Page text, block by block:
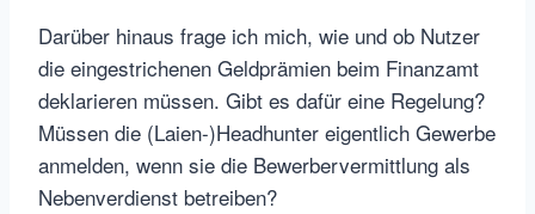
Darüber hinaus frage ich mich, wie und ob Nutzer
die eingestrichenen Geldprämien beim Finanzamt
deklarieren müssen. Gibt es dafür eine Regelung?
Müssen die (Laien-)Headhunter eigentlich Gewerbe
anmelden, wenn sie die Bewerbervermittlung als
Nebenverdienst betreiben?